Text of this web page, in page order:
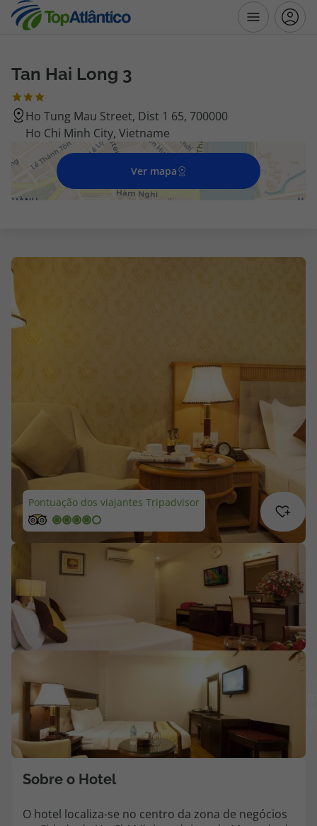
Destinos
Voos
Hotéis
Voos + Hotel
Disneyland ® Paris
Escapadinhas
Especialistas
Cheque Viagem
Rede de Lojas
Blog TopViagens
Área de Cliente
Agências
Contactos
Apoio ao cliente em Portugal
218 925 471
218 925 471
Tan Hai Long 3
Ho Tung Mau Street, Dist 1 65, 700000
Ho Chi Minh City, Vietname
Ver mapa
Pontuação dos viajantes Tripadvisor
Sobre o Hotel
O hotel localiza-se no centro da zona de negócios